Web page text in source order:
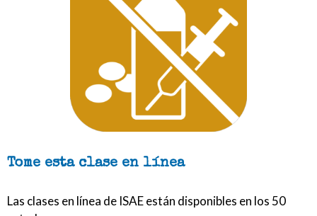
Tome esta clase en línea
Las clases en línea de ISAE están disponibles en los 50